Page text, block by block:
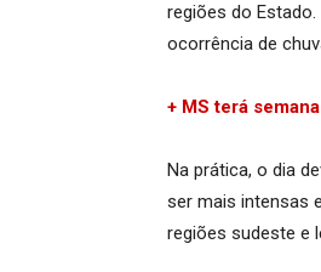
regiões do
ocorrência de
+ MS terá
Na prática, o dia
ser mais intensas
regiões sudeste e